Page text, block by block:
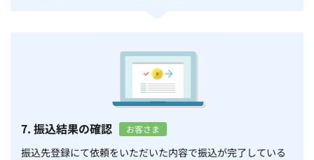
7. 振込結果の確認 お客さま
振込先登録にて依頼をいただいた内容で振込が完了している